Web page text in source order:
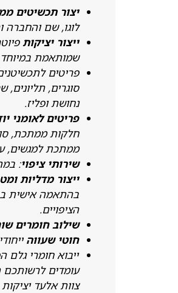
יצור תכשיטים
לוגו, שם
ייצור יציקות
שמותאמת במיוחד
פריטים
סוגרים,
נחושת ופליז.
פריטים לאומני
חלקות ממתכת,
ממתכת למגשים,
שירותי ציפוי:
ייצור מדליות
בהתאמה אישית
הציפויים.
שילוב חומרים
חוטי שעווה
ייבוא חומרי
עומדים לרשותכם
צוות אלעד יציקות